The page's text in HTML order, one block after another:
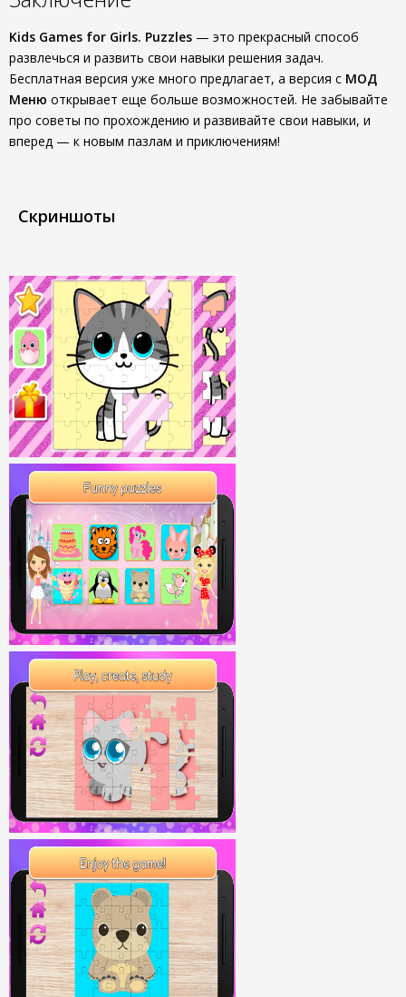
Kids Games for Girls. Puzzles — это прекрасный способ
развлечься и развить свои навыки решения задач.
Бесплатная версия уже много предлагает, а версия с МОД
Меню открывает еще больше возможностей. Не забывайте
про советы по прохождению и развивайте свои навыки, и
вперед — к новым пазлам и приключениям!
Скриншоты